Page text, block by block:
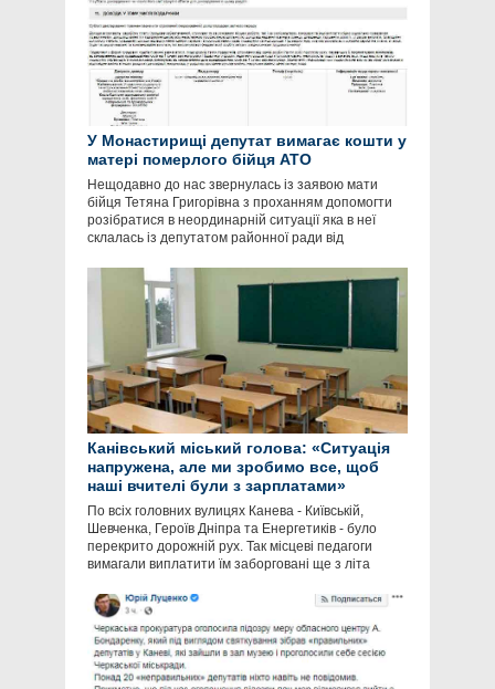
У Монастирищі депутат вимагає кошти у
матері померлого бійця АТО
Нещодавно до нас звернулась із заявою мати
бійця Тетяна Григорівна з проханням допомогти
розібратися в неординарній ситуації яка в неї
склалась із депутатом районної ради від
Канівський міський голова: «Ситуація
напружена, але ми зробимо все, щоб
наші вчителі були з зарплатами»
По всіх головних вулицях Канева - Київській,
Шевченка, Героїв Дніпра та Енергетиків - було
перекрито дорожній рух. Так місцеві педагоги
вимагали виплатити їм заборговані ще з літа